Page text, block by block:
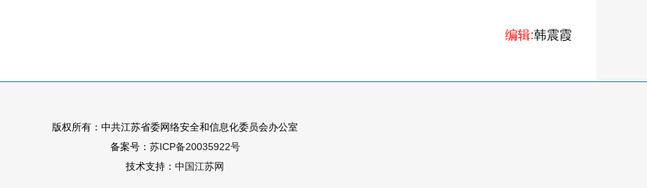
编辑:韩震霞
版权所有：中共江苏省委网络安全和信息化委员会办公室
备案号： 苏ICP备20035922号
技术支持： 中国江苏网